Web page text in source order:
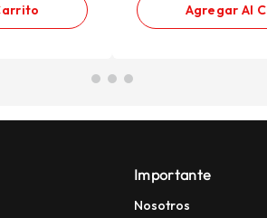
Agregar Al
Importante
Nosotros